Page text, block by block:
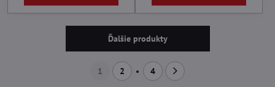
Ďalšie produkty
1 2 4